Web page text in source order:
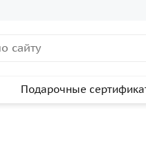
Подарочные